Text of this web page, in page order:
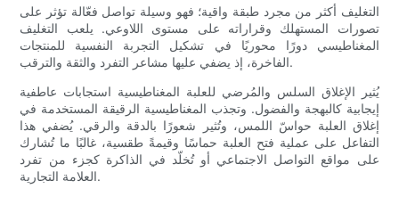
التغليف أكثر من مجرد طبقة واقية؛ فهو وسيلة تواصل فعّالة تؤثر على
تصورات المستهلك وقراراته على مستوى اللاوعي. يلعب التغليف
المغناطيسي دورًا محوريًا في تشكيل التجربة النفسية للمنتجات
الفاخرة، إذ يضفي عليها مشاعر التفرد والثقة والترقب.
يُثير الإغلاق السلس والمُرضي للعلبة المغناطيسية استجابات عاطفية
إيجابية كالبهجة والفضول. وتجذب المغناطيسية الرقيقة المستخدمة في
إغلاق العلبة حواسّ اللمس، وتُثير شعورًا بالدقة والرقي. يُضفي هذا
التفاعل على عملية فتح العلبة حماسًا وقيمةً طقسية، غالبًا ما تُشارك
على مواقع التواصل الاجتماعي أو تُخلّد في الذاكرة كجزء من تفرد
العلامة التجارية.